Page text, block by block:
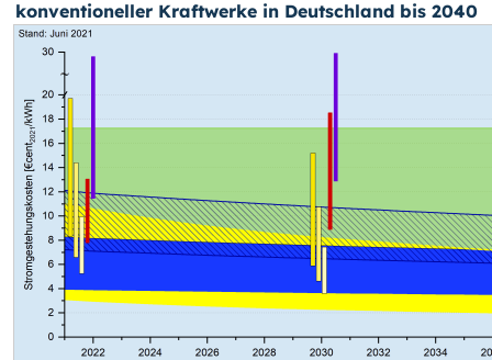
konventioneller Kraftwerke in Deutschland bis 2040